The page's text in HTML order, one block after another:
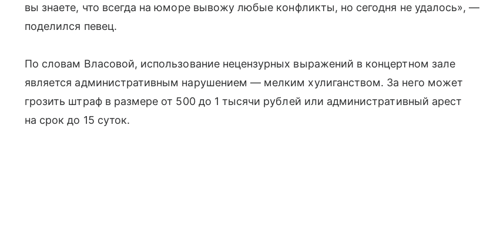
вы знаете, что всегда на юморе вывожу любые конфликты, но сегодня не удалось», —
поделился певец.
По словам Власовой, использование нецензурных выражений в концертном зале
является административным нарушением — мелким хулиганством. За него может
грозить штраф в размере от 500 до 1 тысячи рублей или административный арест
на срок до 15 суток.